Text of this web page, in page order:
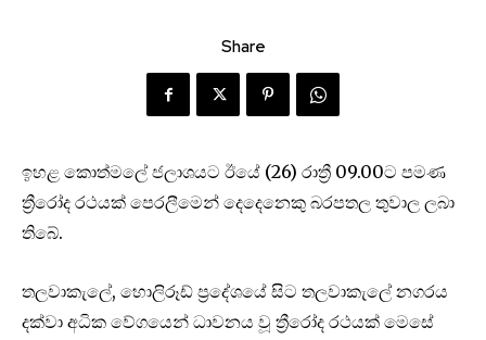
Share
ඉහළ කොත්මලේ ජලාශයට ඊයේ (26) රාත්‍රී 09.00ට පමණ
ත්‍රීරෝද රථයක් පෙරලීමෙන් දෙදෙනෙකු බරපතල තුවාල ලබා
තිබේ.
තලවාකැලේ, හොලිරූඩ් ප්‍රදේශයේ සිට තලවාකැලේ නගරය
දක්වා අධික වේගයෙන් ධාවනය වූ ත්‍රීරෝද රථයක් මෙසේ